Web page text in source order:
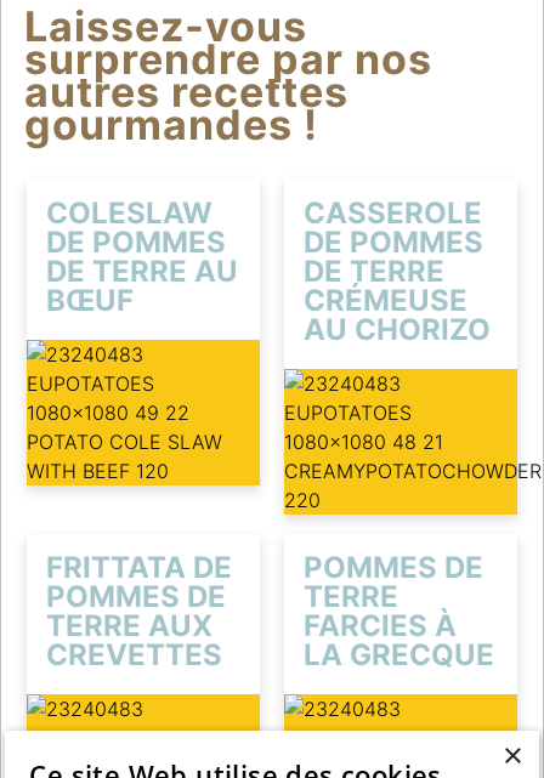
Laissez-vous
surprendre par nos
autres recettes
gourmandes !
COLESLAW
DE POMMES
DE TERRE AU
BŒUF
CASSEROLE
DE POMMES
DE TERRE
CRÉMEUSE
AU CHORIZO
FRITTATA DE
POMMES DE
TERRE AUX
CREVETTES
POMMES DE
TERRE
FARCIES À
LA GRECQUE
×